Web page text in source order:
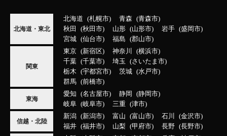
北海道・東北
北海道 札幌市 青森
青森市
秋田
秋田市 山形 山形市 岩手
盛岡市
宮城
仙台市 福島 郡山市
関東
東京 新宿区 神奈川
横浜市
千葉
千葉市 埼玉
さいたま市
栃木
宇都宮市 茨城
水戸市
群馬
前橋市
東海
愛知 名古屋市 静岡
静岡市
岐阜
岐阜市 三重 津市
信越・北陸
新潟 新潟市 富山 富山市 石川
金沢市
福井
福井市 山梨 甲府市 長野 長野市